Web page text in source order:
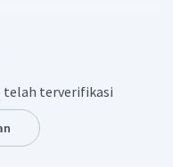
telah terverifikasi